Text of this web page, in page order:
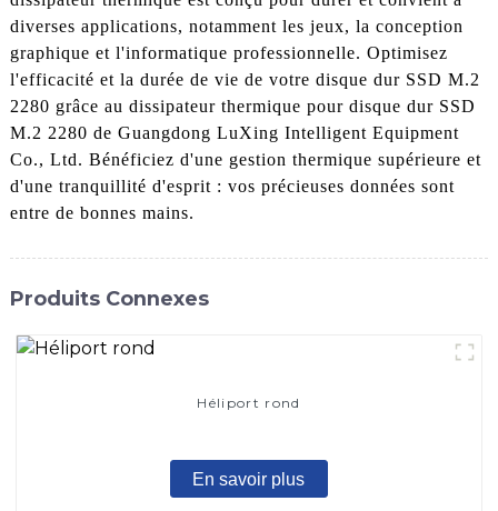
diverses applications, notamment les jeux, la conception
graphique et l'informatique professionnelle. Optimisez
l'efficacité et la durée de vie de votre disque dur SSD M.2
2280 grâce au dissipateur thermique pour disque dur SSD
M.2 2280 de Guangdong LuXing Intelligent Equipment
Co., Ltd. Bénéficiez d'une gestion thermique supérieure et
d'une tranquillité d'esprit : vos précieuses données sont
entre de bonnes mains.
Produits Connexes
Héliport rond
En savoir plus